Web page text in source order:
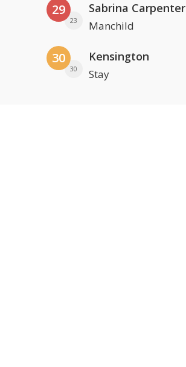
29
23
Sabrina Carpenter
Manchild
30
30
Kensington
Stay